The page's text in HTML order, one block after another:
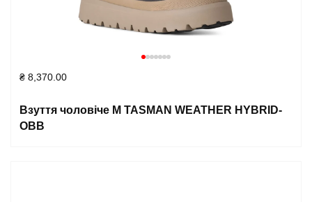
₴ 8,370.00
Взуття чоловіче M TASMAN WEATHER HYBRID-
OBB